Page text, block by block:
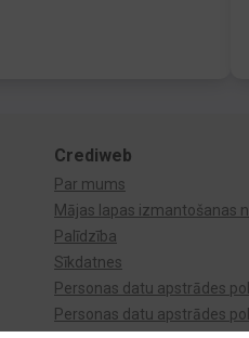
Crediweb
Par mums
Mājas lapas izmantošanas
Palīdzība
Sīkdatnes
Personas datu apstrādes
Personas datu apstrādes